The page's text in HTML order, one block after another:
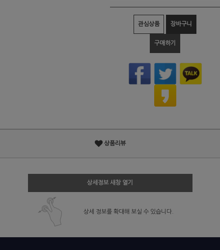
관심상품 장바구니
구매하기
상품리뷰
상세정보 새창 열기
상세 정보를 확대해 보실 수 있습니다.